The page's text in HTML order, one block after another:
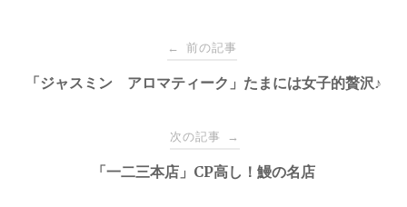
navigation
← 前の記事
「ジャスミン アロマティーク」たまには女子的贅沢♪
次の記事 →
「一二三本店」CP高し！鰻の名店